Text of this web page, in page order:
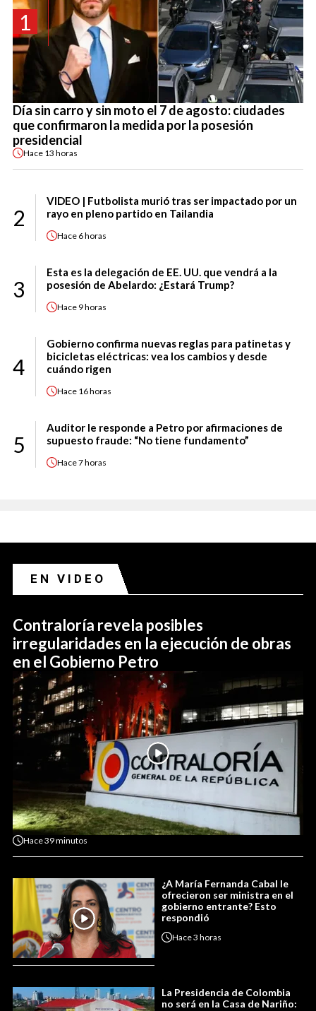
1
Día sin carro y sin moto el 7 de agosto: ciudades
que confirmaron la medida por la posesión
presidencial
Hace 13 horas
2
VIDEO | Futbolista murió tras ser impactado por un
rayo en pleno partido en Tailandia
Hace 6 horas
3
Esta es la delegación de EE. UU. que vendrá a la
posesión de Abelardo: ¿Estará Trump?
Hace 9 horas
4
Gobierno confirma nuevas reglas para patinetas y
bicicletas eléctricas: vea los cambios y desde
cuándo rigen
Hace 16 horas
5
Auditor le responde a Petro por afirmaciones de
supuesto fraude: “No tiene fundamento”
Hace7 horas
EN VIDEO
Contraloría revela posibles
irregularidades en la ejecución de obras
en el Gobierno Petro
Hace39 minutos
¿A María Fernanda Cabal le
ofrecieron ser ministra en el
gobierno entrante? Esto
respondió
Hace3 horas
La Presidencia de Colombia
no será en la Casa de Nariño: